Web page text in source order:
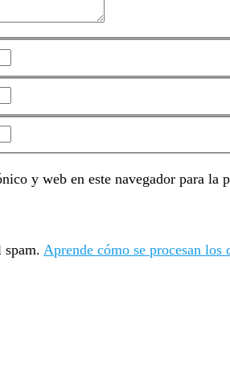
y web en este navegador para la
spam. Aprende cómo se procesan los